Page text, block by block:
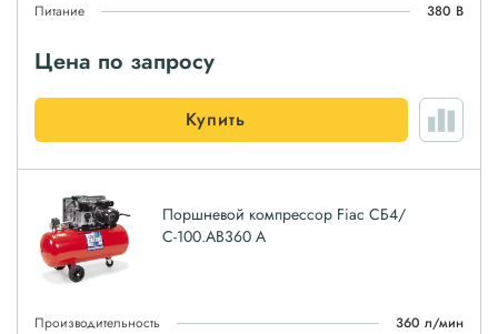
Питание
380 В
Цена по запросу
Купить
Поршневой компрессор Fiac СБ4/
С-100.AB360 А
Производительность
360 л/мин